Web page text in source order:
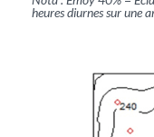
heures diurnes sur une